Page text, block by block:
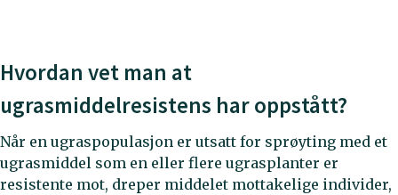
Hvordan vet man at
ugrasmiddelresistens har oppstått?
Når en ugraspopulasjon er utsatt for sprøyting med et
ugrasmiddel som en eller flere ugrasplanter er
resistente mot, dreper middelet mottakelige individer,